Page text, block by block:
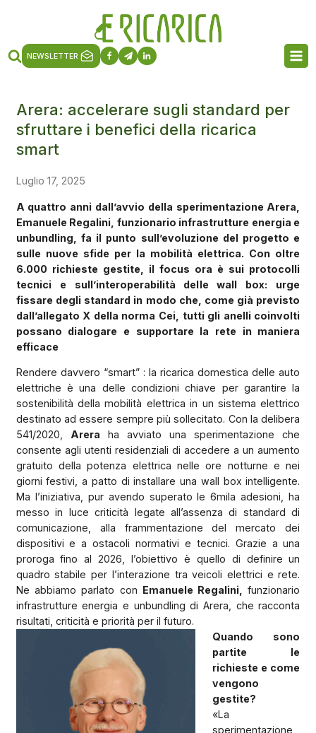
NEWSLETTER
Arera: accelerare sugli standard per
sfruttare i benefici della ricarica
smart
Luglio 17, 2025
A quattro anni dall’avvio della sperimentazione Arera,
Emanuele Regalini, funzionario infrastrutture energia e
unbundling, fa il punto sull’evoluzione del progetto e
sulle nuove sfide per la mobilità elettrica. Con oltre
6.000 richieste gestite, il focus ora è sui protocolli
tecnici e sull’interoperabilità delle wall box: urge
fissare degli standard in modo che, come già previsto
dall’allegato X della norma Cei, tutti gli anelli coinvolti
possano dialogare e supportare la rete in maniera
efficace
Rendere davvero “smart” : la ricarica domestica delle auto
elettriche è una delle condizioni chiave per garantire la
sostenibilità della mobilità elettrica in un sistema elettrico
destinato ad essere sempre più sollecitato. Con la delibera
541/2020, Arera ha avviato una sperimentazione che
consente agli utenti residenziali di accedere a un aumento
gratuito della potenza elettrica nelle ore notturne e nei
giorni festivi, a patto di installare una wall box intelligente.
Ma l’iniziativa, pur avendo superato le 6mila adesioni, ha
messo in luce criticità legate all’assenza di standard di
comunicazione, alla frammentazione del mercato dei
dispositivi e a ostacoli normativi e tecnici. Grazie a una
proroga fino al 2026, l’obiettivo è quello di definire un
quadro stabile per l’interazione tra veicoli elettrici e rete.
Ne abbiamo parlato con Emanuele Regalini,
funzionario
infrastrutture energia e unbundling di Arera, che racconta
risultati, criticità e priorità per il futuro.
Quando sono
partite le
richieste e come
vengono
gestite?
«La
sperimentazione